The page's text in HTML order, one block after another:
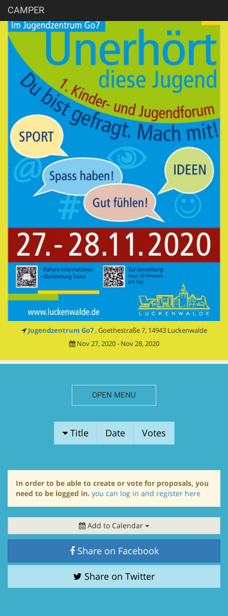
CAMPER
Jugendzentrum Go7 , Goethestraße 7, 14943 Luckenwalde
Nov 27, 2020 - Nov 28, 2020
OPEN MENU
Title Date Votes
In order to be able to create or vote for proposals, you
need to be logged in. you can log in and register here
Add to Calendar
Share on Facebook
Share on Twitter